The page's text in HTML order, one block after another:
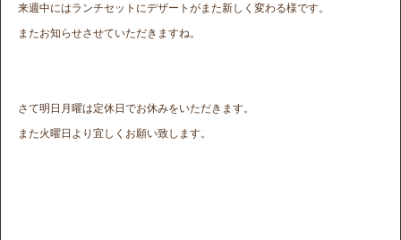
来週中にはランチセットにデザートがまた新しく変わる様です。
またお知らせさせていただきますね。
さて明日月曜は定休日でお休みをいただきます。
また火曜日より宜しくお願い致します。